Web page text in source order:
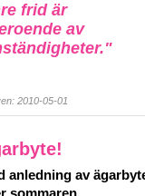
frid är
av
2010-05-01
anledning av
sommaren.